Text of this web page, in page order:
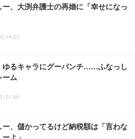
れ パソコンチェア (ホワイト)
オフィスチェア デスクチェア 肘なし メ
性 ランバーサポート付き 腰サポート ガ
昇降 360度回転 キャスター付き コンパク
24.5inch/280Hz/FHD】GRAPHT THE S
Gaming Monitor 24” Essential ゲーミン
QD 24.5インチ 1ms FHD 量子ドット 残
ーヤマ ペットシーツ 超厚型 お徳用 レギ
枚入【Amazon.co.jp限定】
、大渕弁護士の再婚に「幸せになっ
) 14:23
ゆるキャラにグーパンチ……ふなっし
ーム
) 21:28
ー、儲かってるけど納税額は「言わな